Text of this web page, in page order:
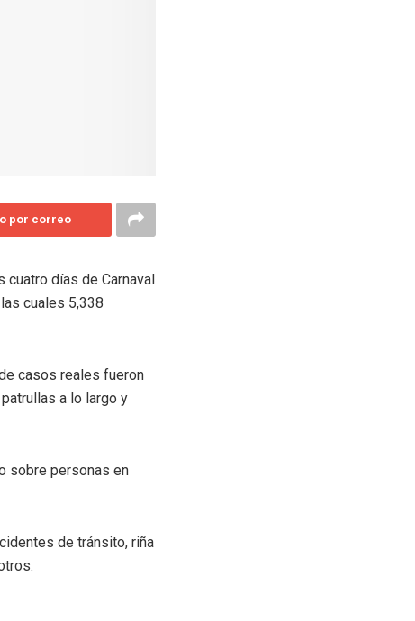
por correo
cuatro días de Carnaval
cuales 5,338
casos reales fueron
a lo largo y
sobre personas en
de tránsito, riña